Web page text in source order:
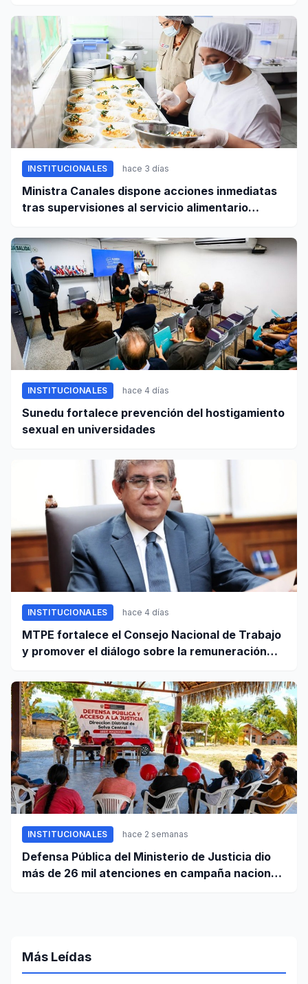
INSTITUCIONALES hace 3 días
Ministra Canales dispone acciones inmediatas
tras supervisiones al servicio alimentario
INSTITUCIONALES hace 4 días
Sunedu fortalece prevención del hostigamiento
sexual en universidades
INSTITUCIONALES hace 4 días
MTPE fortalece el Consejo Nacional de Trabajo
y promover el diálogo sobre la remuneración
INSTITUCIONALES hace 2 semanas
Defensa Pública del Ministerio de Justicia dio
más de 26 mil atenciones en campaña nacional
Más Leídas